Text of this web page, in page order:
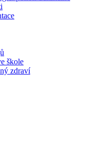
škole
zdraví